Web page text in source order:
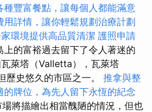
種豐富餐點，讓每個人都能滿意
用詳情，讓你輕鬆規劃治療計劃
環境提供高品質清潔 護照申請
上的富裕過去留下了令人著迷的
萊塔（Valletta），瓦萊塔
歷史悠久的市區之一。 推拿與整
的牌位，為先人留下永恆的紀念
將描繪出相當醜陋的情況，但也